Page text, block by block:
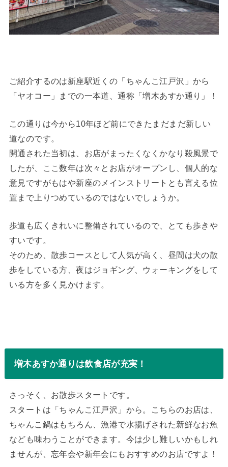
ご紹介するのは新座駅近くの「ちゃんこ江戸沢」から
「ヤオコー」までの一本道、通称「増木あすか通り」！
この通りは今から10年ほど前にできたまだまだ新しい
道なのです。
開通された当初は、お店がまったくなくかなり殺風景で
したが、ここ数年は次々とお店がオープンし、個人的な
意見ですがもはや新座のメインストリートとも言える位
置まで上りつめているのではないでしょうか。
歩道も広くきれいに整備されているので、とても歩きや
すいです。
そのため、散歩コースとして人気が高く、昼間は犬の散
歩をしている方、夜はジョギング、ウォーキングをして
いる方を多く見かけます。
増木あすか通りは飲食店が充実！
さっそく、お散歩スタートです。
スタートは「ちゃんこ江戸沢」から。こちらのお店は、
ちゃんこ鍋はもちろん、漁港で水揚げされた新鮮なお魚
なども味わうことができます。今は少し難しいかもしれ
ませんが、忘年会や新年会にもおすすめのお店ですよ！